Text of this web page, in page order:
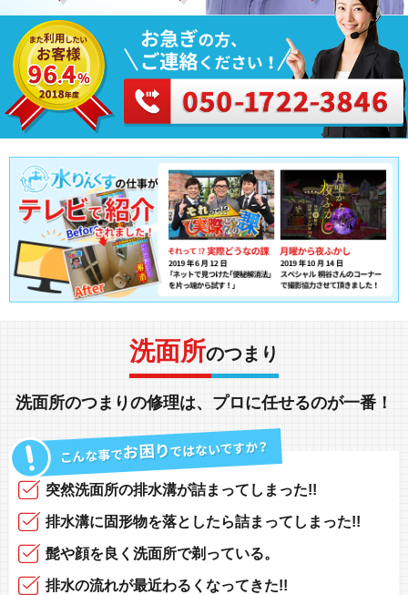
洗面所のつまり
洗面所のつまりの修理は、 プロに任せるのが一番！
突然洗面所の排水溝が詰まってしまった!!
排水溝に固形物を落としたら詰まってしまった!!
髭や顔を良く洗面所で剃っている。
排水の流れが最近わるくなってきた!!